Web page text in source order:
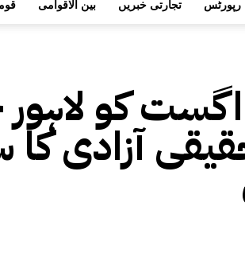
بین الاقوامی تجارتی خبریں رپورٹس
13 اگست کو
آزادی